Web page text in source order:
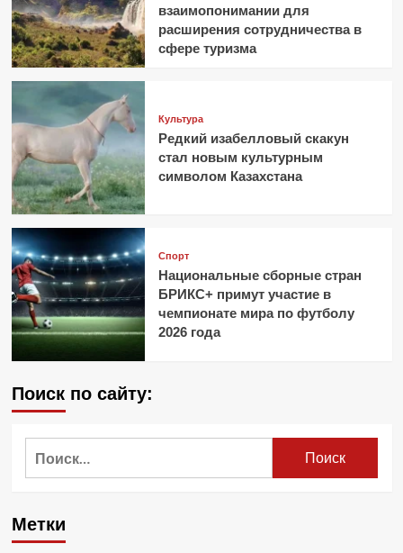
взаимопонимании для
расширения сотрудничества в
сфере туризма
Культура
Редкий изабелловый скакун
стал новым культурным
символом Казахстана
Спорт
Национальные сборные стран
БРИКС+ примут участие в
чемпионате мира по футболу
2026 года
Поиск по сайту:
Метки